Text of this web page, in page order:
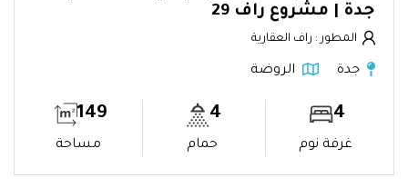
جدة | مشروع راف 29
المطور : راف العقارية
جدة الروضة
4
غرفة نوم
4
حمام
149
مساحة